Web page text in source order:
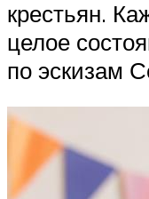
крестьян.
целое
по эскизам